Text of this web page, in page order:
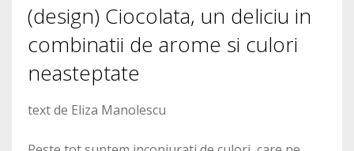
(design) Ciocolata, un deliciu in
combinatii de arome si culori
neasteptate
text de Eliza Manolescu